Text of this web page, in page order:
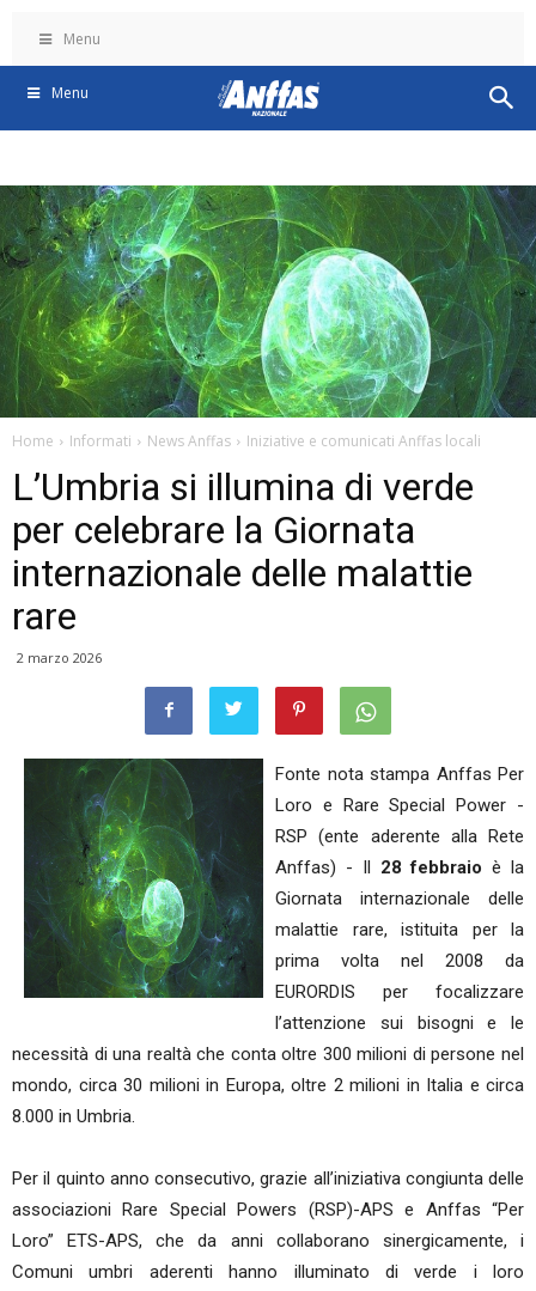
Menu
Menu
Home Informati News Anffas Iniziative e comunicati Anffas locali
L’Umbria si illumina di verde
per celebrare la Giornata
internazionale delle malattie
rare
2 marzo 2026
Fonte nota stampa Anffas Per
Loro e Rare Special Power -
RSP (ente aderente alla Rete
Anffas) - Il 28 febbraio è la
Giornata internazionale delle
malattie rare, istituita per la
prima volta nel 2008 da
EURORDIS per focalizzare
l’attenzione sui bisogni e le
necessità di una realtà che conta oltre 300 milioni di persone nel
mondo, circa 30 milioni in Europa, oltre 2 milioni in Italia e circa
8.000 in Umbria.
Per il quinto anno consecutivo, grazie all’iniziativa congiunta delle
associazioni Rare Special Powers (RSP)-APS e Anffas “Per
Loro” ETS-APS, che da anni collaborano sinergicamente, i
Comuni umbri aderenti hanno illuminato di verde i loro